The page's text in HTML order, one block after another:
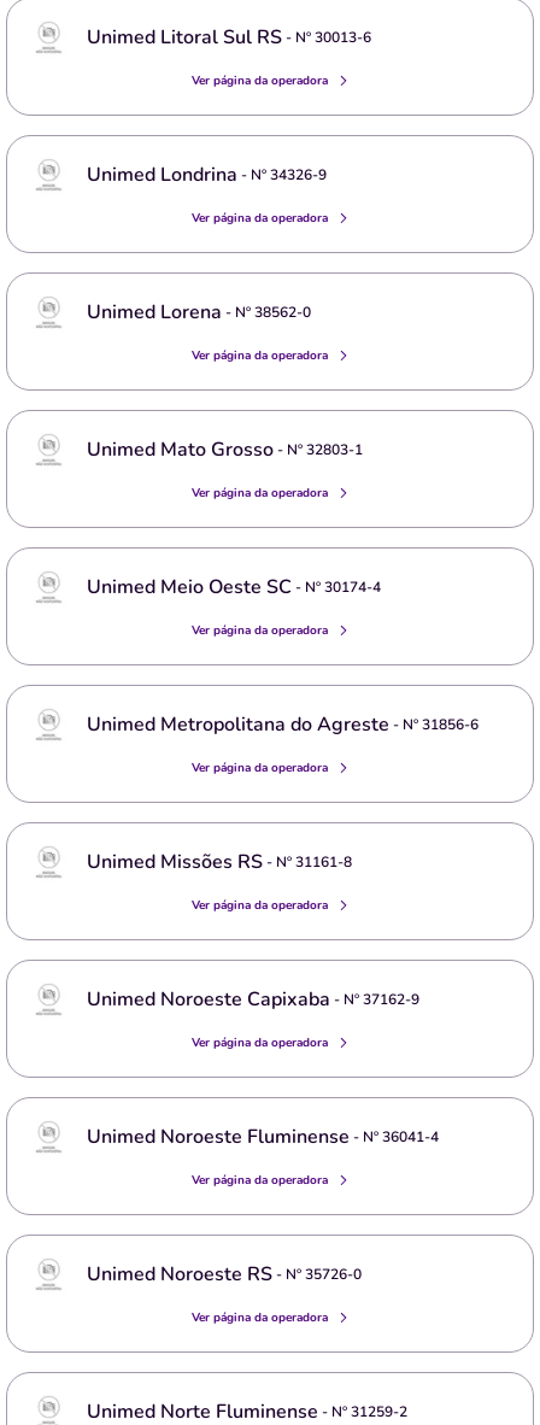
Unimed Litoral Sul RS- Nº30013-6
Ver página da operadora
Unimed Londrina - Nº34326-9
Ver página da operadora
Unimed Lorena - Nº38562-0
Ver página da operadora
Unimed Mato Grosso- Nº32803-1
Ver página da operadora
Unimed Meio Oeste SC - Nº30174-4
Ver página da operadora
Unimed Metropolitana do Agreste - Nº31856-6
Ver página da operadora
Unimed Missões RS- Nº31161-8
Ver página da operadora
Unimed Noroeste Capixaba - Nº37162-9
Ver página da operadora
Unimed Noroeste Fluminense - Nº36041-4
Ver página da operadora
Unimed Noroeste RS- Nº35726-0
Ver página da operadora
Unimed Norte Fluminense - Nº31259-2